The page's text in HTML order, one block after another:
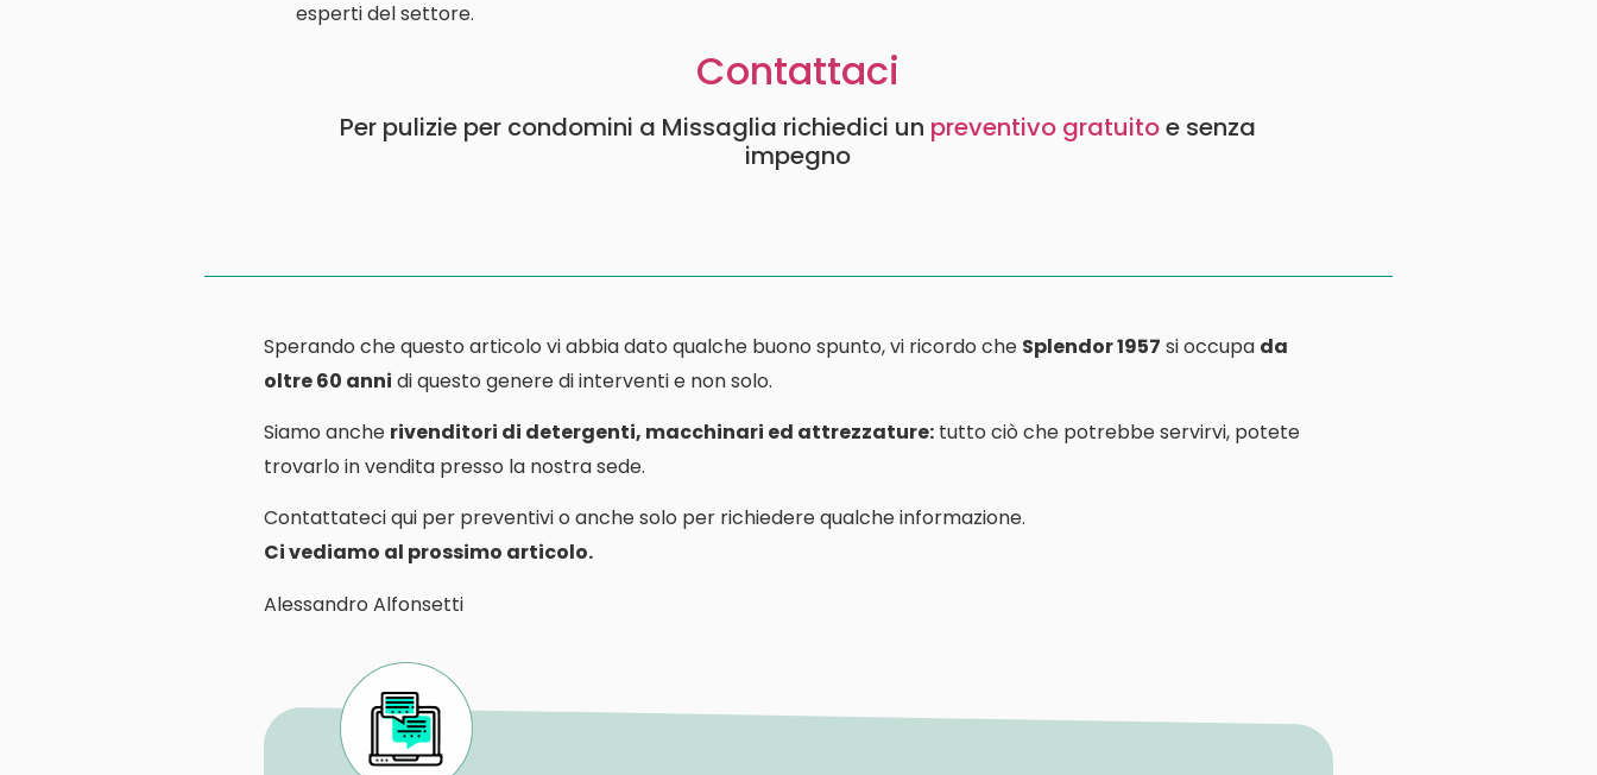
esperti del settore.
Contattaci
Per pulizie per condomini a Missaglia richiedici un preventivo gratuitoe senza
impegno
Sperando che questo articolo vi abbia dato qualche buono spunto, vi ricordo che Splendor 1957 si occupa da
oltre 60 anni di questo genere di interventi e non solo.
Siamo anche rivenditori di detergenti, macchinari ed attrezzature: tutto ciò che potrebbe servirvi, potete
trovarlo in vendita presso la nostra sede.
Contattateci qui per preventivi o anche solo per richiedere qualche informazione.
Ci vediamo al prossimo articolo.
Alessandro Alfonsetti